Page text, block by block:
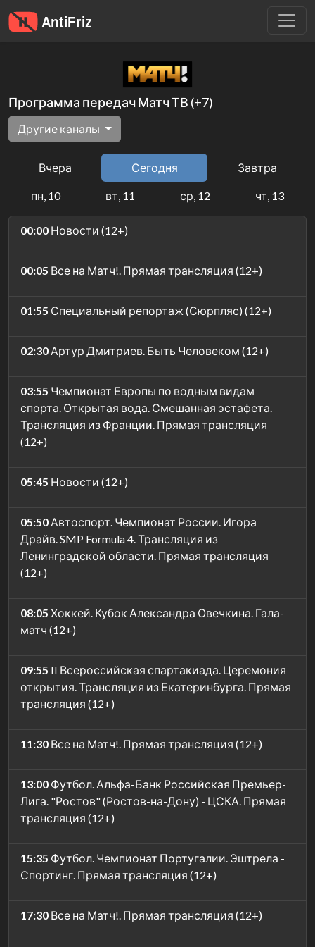
Программа передач Матч ТВ (+7)
Другие каналы
Вчера Сегодня Завтра
пн, 10 вт, 11 ср, 12 чт, 13
00:00 Новости (12+)
00:05 Все на Матч!. Прямая трансляция (12+)
01:55 Специальный репортаж (Сюрпляс) (12+)
02:30 Артур Дмитриев. Быть Человеком (12+)
03:55 Чемпионат Европы по водным видам
спорта. Открытая вода. Смешанная эстафета.
Трансляция из Франции. Прямая трансляция
(12+)
05:45 Новости (12+)
05:50 Автоспорт. Чемпионат России. Игора
Драйв. SMP Formula 4. Трансляция из
Ленинградской области. Прямая трансляция
(12+)
08:05 Хоккей. Кубок Александра Овечкина. Гала-
матч (12+)
09:55 II Всероссийская спартакиада. Церемония
открытия. Трансляция из Екатеринбурга. Прямая
трансляция (12+)
11:30 Все на Матч!. Прямая трансляция (12+)
13:00 Футбол. Альфа-Банк Российская Премьер-
Лига. "Ростов" (Ростов-на-Дону) - ЦСКА. Прямая
трансляция (12+)
15:35 Футбол. Чемпионат Португалии. Эштрела -
Спортинг. Прямая трансляция (12+)
17:30 Все на Матч!. Прямая трансляция (12+)